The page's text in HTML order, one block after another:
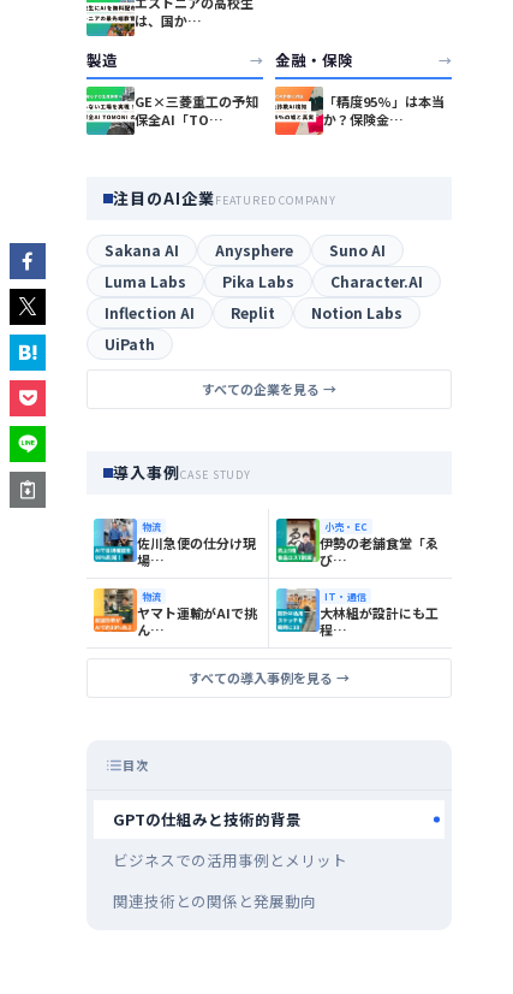
は、国か…
製造 →
GE×三菱重工の予知
保全AI「TO…
金融・保険 →
「精度95%」は本当
か？保険金…
注目のAI企業FEATURED COMPANY
Sakana AI Anysphere
Suno AI
Luma Labs
Pika Labs
Character.AI
Inflection AI
Replit
Notion Labs
UiPath
すべての企業を見る →
導入事例CASE STUDY
物流
佐川急便の仕分け現
場…
小売・EC
伊勢の老舗食堂「ゑ
び…
物流
ヤマト運輸がAIで挑
ん…
IT・通信
大林組が設計にも工
程…
すべての導入事例を見る →
目次
GPTの仕組みと技術的背景
ビジネスでの活用事例とメリット
関連技術との関係と発展動向